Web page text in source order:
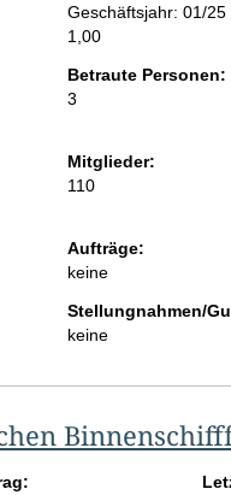
Geschäftsjahr: 01/25
1,00
Betraute Personen:
3
Mitglieder:
110
Aufträge:
keine
Stellungnahmen/
keine